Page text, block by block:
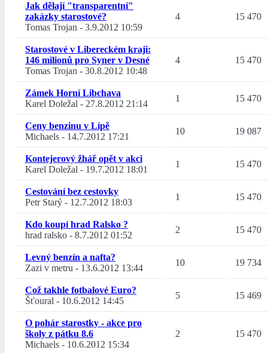
Jak dělají "transparentní"
zakázky starostové?
Tomas Trojan - 3.9.2012 10:59
4 15 470
Starostové v Libereckém kraji:
146 milionů pro Syner v Desné
Tomas Trojan - 30.8.2012 10:48
4 15 470
Zámek Horní Libchava
Karel Doležal - 27.8.2012 21:14
1 15 470
Ceny benzinu v Lípě
Michaels - 14.7.2012 17:21
10 19 087
Kontejerový žhář opět v akci
Karel Doležal - 19.7.2012 18:01
1 15 470
Cestování bez cestovky
Petr Starý - 12.7.2012 18:03
1 15 470
Kdo koupí hrad Ralsko ?
hrad ralsko - 8.7.2012 01:52
2 15 470
Levný benzín a nafta?
Zazi v metru - 13.6.2012 13:44
10 19 734
Což takhle fotbalové Euro?
Šťoural - 10.6.2012 14:45
5 15 469
O pohár starostky - akce pro
školy z pátku 8.6
Michaels - 10.6.2012 15:34
2 15 470